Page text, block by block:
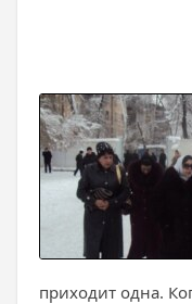
приходит одна.